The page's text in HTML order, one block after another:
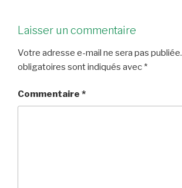
Laisser un commentaire
Votre adresse e-mail ne sera pas publiée.
obligatoires sont indiqués avec *
Commentaire *